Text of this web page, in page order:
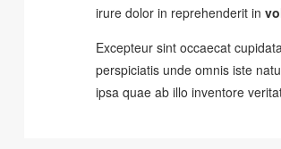
irure dolor in reprehenderit in
Excepteur sint occaecat
perspiciatis unde omnis iste
ipsa quae ab illo inventore